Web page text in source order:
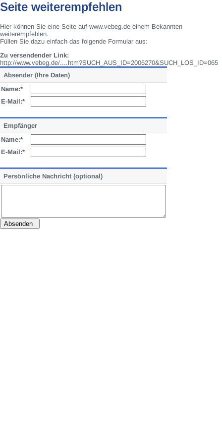
Seite weiterempfehlen
Hier können Sie eine Seite auf www.vebeg.de einem Bekannten
weiterempfehlen.
Füllen Sie dazu einfach das folgende Formular aus:
Zu versendender Link:
http://www.vebeg.de/....htm?SUCH_AUS_ID=2006270&SUCH_LOS_ID=065
Absender (Ihre Daten)
Name:*
E-Mail:*
Empfänger
Name:*
E-Mail:*
Persönliche Nachricht (optional)